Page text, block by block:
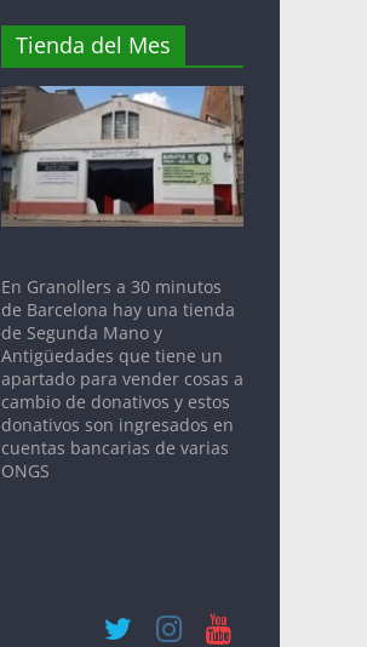
Tienda del Mes
En Granollers a 30 minutos
de Barcelona hay una tienda
de Segunda Mano y
Antigüedades que tiene un
apartado para vender cosas a
cambio de donativos y estos
donativos son ingresados en
cuentas bancarias de varias
ONGS